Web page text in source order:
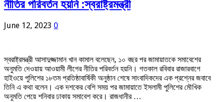
নীতির পরিবর্তন হয়নি :স্বরাষ্ট্রমন্ত্রী
June 12, 2023 0
স্বরাষ্ট্রমন্ত্রী আসাদুজ্জামান খান কামাল বলেছেন, ১০ বছর পর জামায়াতকে সমাবেশের
অনুমতি দেওয়ায় আওয়ামী লীগের নীতির পরিবর্তন হয়নি। গতকাল রবিবার রাজারবাগে
হাইওয়ে পুলিশের ১৮তম প্রতিষ্ঠাবার্ষিকী অনুষ্ঠান শেষে সাংবাদিকদের এক প্রশ্নের জবাবে
তিনি এ কথা বলেন। এক দশকের বেশি সময় পর জামায়াতে ইসলামী পুলিশের মৌখিক
অনুমতি পেয়ে শনিবার ঢাকায় সমাবেশ করে। রাজধানীর …